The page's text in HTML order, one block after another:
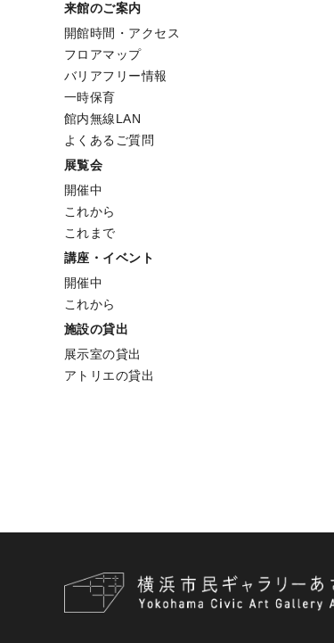
来館のご案内
開館時間・アクセス
フロアマップ
バリアフリー情報
一時保育
館内無線LAN
よくあるご質問
展覧会
開催中
これから
これまで
講座・イベント
開催中
これから
施設の貸出
展示室の貸出
アトリエの貸出